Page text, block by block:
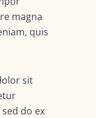
magna
quis
sit
do ex